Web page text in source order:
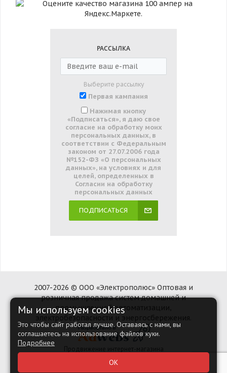
РАССЫЛКА
Выберите рассылку
Первая кампания
Нажимая кнопку
«Подписаться», я даю свое
согласие на обработку моих
персональных данных, в
соответствии с Федеральным
законом от 27.07.2006 года
№152-ФЗ «О персональных
данных», на условиях и для
целей, определенных в
Согласии на обработку
персональных данных
ПОДПИСАТЬСЯ
2007-2026 © ООО «Электрополюс» Оптовая и
розничная продажа систем домашней и
промышленной автоматизации,
электробезопасности и энергосбережения.
Наверх
Мы используем cookies
Это чтобы сайт работал лучше. Оставаясь с нами, вы
соглашаетесь на использование файлов куки.
Подробнее
ОК